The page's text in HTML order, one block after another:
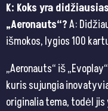
K: Koks yra
„Aeronauts“?A:
išmokos, lygios 100
„Aeronauts“ iš
kuris sujungia
originalia tema, todėl